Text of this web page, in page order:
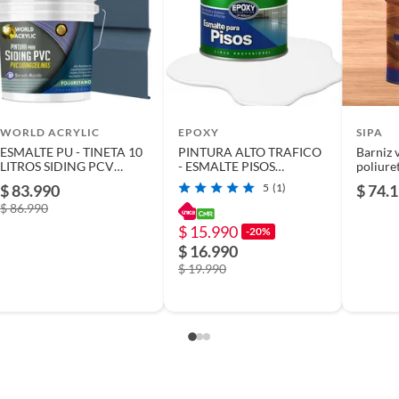
compra con brochas y pinceles de calidad, que te
opción de diluyentes, solventes y limpiadores para
resultados.
WORLD ACRYLIC
ESMALTE PU - TINETA 10
LITROS SIDING PCV
ACERO
$ 83.990
$ 86.990
EPOXY
PINTURA ALTO TRAFICO
- ESMALTE PISOS
CANCHASPU 1K BASE
AGUA - 1L BLANCO
PURO
5 (1)
$ 15.990 -20%
$ 16.990
$ 19.990
SIPA
Barniz
gal
$